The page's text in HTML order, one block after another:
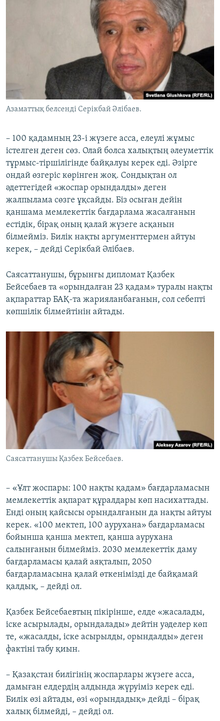
Азаматтық белсенді Серікбай Әлібаев.
– 100 қадамның 23-і жүзеге асса, елеулі жұмыс
істелген деген сөз. Олай болса халықтың әлеуметтік
тұрмыс-тіршілігінде байқалуы керек еді. Әзірге
ондай өзгеріс көрінген жоқ. Сондықтан ол
әдеттегідей «жоспар орындалды» деген
жалпылама сөзге ұқсайды. Біз осыған дейін
қаншама мемлекеттік бағдарлама жасалғанын
естідік, бірақ оның қалай жүзеге асқанын
білмейміз. Билік нақты аргументтермен айтуы
керек, – дейді Серікбай Әлібаев.
Саясаттанушы, бұрынғы дипломат Қазбек
Бейсебаев та «орындалған 23 қадам» туралы нақты
ақпараттар БАҚ-та жарияланбағанын, сол себепті
көпшілік білмейтінін айтады.
Саясаттанушы Қазбек Бейсебаев.
– «Ұлт жоспары: 100 нақты қадам» бағдарламасын
мемлекеттік ақпарат құралдары көп насихаттады.
Енді оның қайсысы орындалғанын да нақты айтуы
керек. «100 мектеп, 100 аурухана» бағдарламасы
бойынша қанша мектеп, қанша аурухана
салынғанын білмейміз. 2030 мемлекеттік даму
бағдарламасы қалай аяқталып, 2050
бағдарламасына қалай өткенімізді де байқамай
қалдық, – дейді ол.
Қазбек Бейсебаевтың пікірінше, елде «жасалады,
іске асырылады, орындалады» дейтін уәделер көп
те, «жасалды, іске асырылды, орындалды» деген
фактіні табу қиын.
– Қазақстан билігінің жоспарлары жүзеге асса,
дамыған елдердің алдында жүруіміз керек еді.
Билік өзі айтады, өзі «орындадық» дейді – бірақ
халық білмейді, – дейді ол.